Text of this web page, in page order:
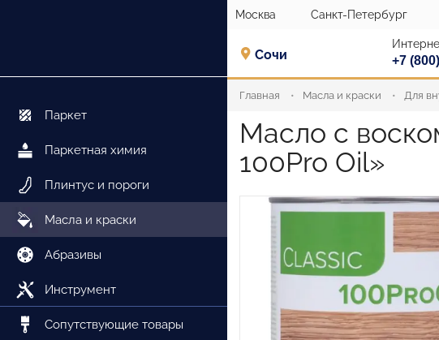
Москва Санкт-Петербург
Сочи +7
Паркет
Паркетная химия
Плинтус и пороги
Масла и краски
Абразивы
Инструмент
Сопутствующие товары
Главная Масла и краски Для
Масло с
100Pro Oil»